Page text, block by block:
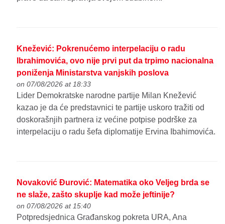
Knežević: Pokrenućemo interpelaciju o radu
Ibrahimovića, ovo nije prvi put da trpimo nacionalna
poniženja Ministarstva vanjskih poslova
on 07/08/2026 at 18:33
Lider Demokratske narodne partije Milan Knežević
kazao je da će predstavnici te partije uskoro tražiti od
doskorašnjih partnera iz većine potpise podrške za
interpelaciju o radu šefa diplomatije Ervina Ibahimovića.
Novaković Đurović: Matematika oko Veljeg brda se
ne slaže, zašto skuplje kad može jeftinije?
on 07/08/2026 at 15:40
Potpredsjednica Građanskog pokreta URA, Ana